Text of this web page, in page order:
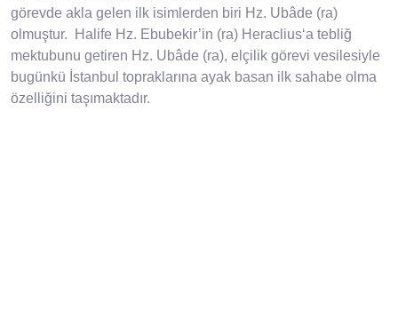
görevde akla gelen ilk isimlerden biri Hz. Ubâde (ra)
olmuştur. Halife Hz. Ebubekir’in (ra) Heraclius‘a tebliğ
mektubunu getiren Hz. Ubâde (ra), elçilik görevi vesilesiyle
bugünkü İstanbul topraklarına ayak basan ilk sahabe olma
özelliğini taşımaktadır.